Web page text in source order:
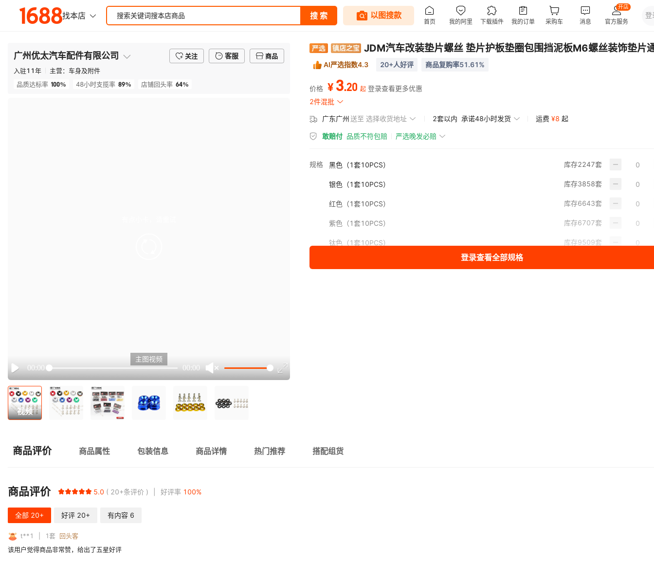
广州优太汽车配件有限公司 关注 客服
商品
入驻11年 主营： 车身及附件
品质达标率 100% 48小时支揽率 89% 店铺回头率 64%
Play
00:00 00:00
主图视频
视频
JDM汽车改装垫片螺丝 垫片护板垫圈包围挡泥板M6螺丝装饰垫片
AI严选指数4.3 20+人好评 商品复购率51.61%
价格 ¥ 3.20 起 登录查看更多优惠
2件混批
广东广州送至 选择收货地址 2套以内 承诺48小时发货 运费 ¥8 起
敢赔付 品质不符包赔 严选晚发必赔
规格 黑色（1套10PCS） 库存2247套
银色（1套10PCS） 库存3858套
红色（1套10PCS） 库存6643套
紫色（1套10PCS） 库存6707套
钛色（1套10PCS） 库存9509套
登录查看全部规格
商品评价 商品属性 包装信息 商品详情 热门推荐 搭配组货
商品评价 5.0 20+条评价 好评率 100%
全部 20+ 好评 20+ 有内容 6
t**1 1套
回头客
该用户觉得商品非常赞，给出了五星好评